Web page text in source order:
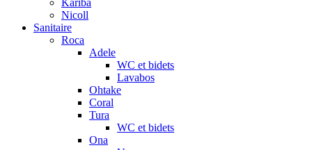
Kariba
Nicoll
Sanitaire
Roca
Adele
WC et bidets
Lavabos
Ohtake
Coral
Tura
WC et bidets
Ona